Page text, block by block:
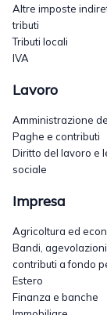
Altre imposte
tributi
Tributi locali
IVA
Lavoro
Amministrazione
Paghe e contributi
Diritto del lavoro e
sociale
Impresa
Agricoltura ed
Bandi,
contributi a fondo
Estero
Finanza e banche